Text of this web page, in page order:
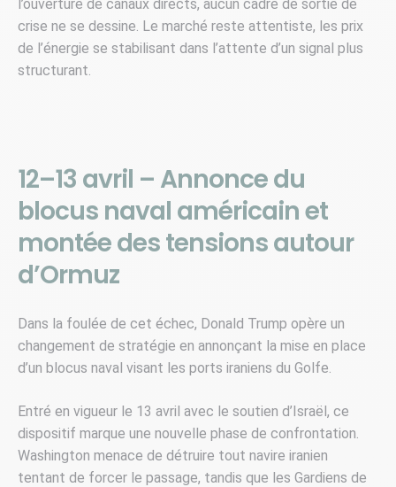
l’ouverture de canaux directs, aucun cadre de sortie de
crise ne se dessine. Le marché reste attentiste, les prix
de l’énergie se stabilisant dans l’attente d’un signal plus
structurant.
12–13 avril – Annonce du
blocus naval américain et
montée des tensions autour
d’Ormuz
Dans la foulée de cet échec, Donald Trump opère un
changement de stratégie en annonçant la mise en place
d’un blocus naval visant les ports iraniens du Golfe.
Entré en vigueur le 13 avril avec le soutien d’Israël, ce
dispositif marque une nouvelle phase de confrontation.
Washington menace de détruire tout navire iranien
tentant de forcer le passage, tandis que les Gardiens de